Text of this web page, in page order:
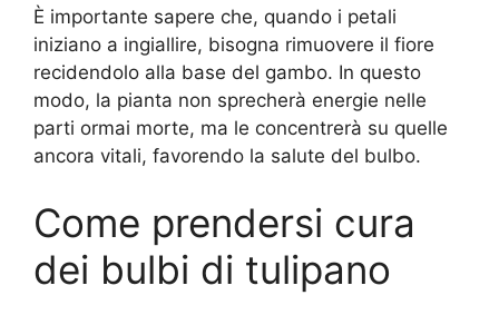
È importante sapere che, quando i petali
iniziano a ingiallire, bisogna rimuovere il fiore
recidendolo alla base del gambo. In questo
modo, la pianta non sprecherà energie nelle
parti ormai morte, ma le concentrerà su quelle
ancora vitali, favorendo la salute del bulbo.
Come prendersi cura
dei bulbi di tulipano